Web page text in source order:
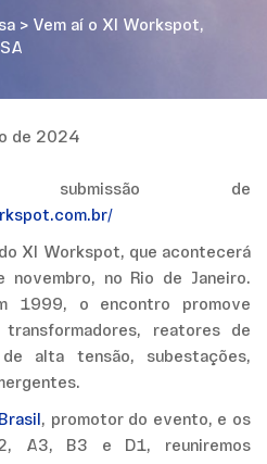
> Vem aí o XI Workspot,
de 2024
de
XI Workspot, que acontecerá
no Rio de Janeiro.
1999, o encontro promove
reatores de
alta tensão, subestações,
, promotor do evento, e os
A3, B3 e D1, reuniremos